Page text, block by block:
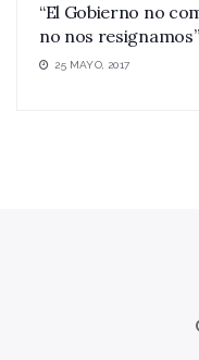
“El Gobierno no
no nos resignamos”
25 MAYO, 2017